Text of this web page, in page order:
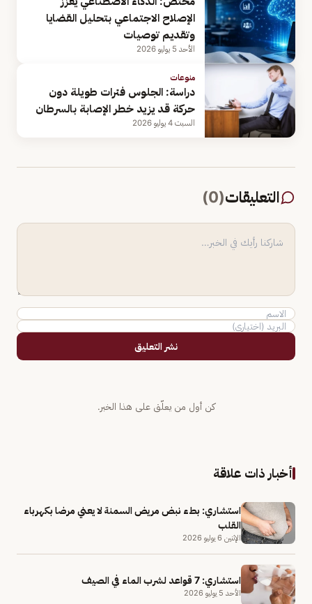
الإصلاح الاجتماعي بتحليل القضايا
وتقديم توصيات
الأحد 5 يوليو 2026
منوعات
دراسة: الجلوس فترات طويلة دون
حركة قد يزيد خطر الإصابة بالسرطان
السبت 4 يوليو 2026
التعليقات(
0
)
نشر التعليق
كن أول من يعلّق على هذا الخبر.
أخبار ذات علاقة
استشاري: بطء نبض مريض السمنة لا يعني مرضا بكهرباء
القلب
الإثنين 6 يوليو 2026
استشاري: 7 قواعد لشرب الماء في الصيف
الأحد 5 يوليو 2026